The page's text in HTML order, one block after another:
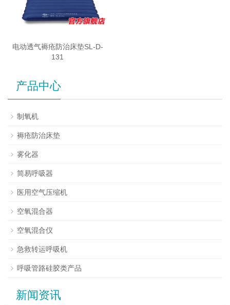
电动透气褥疮防治床垫SL-D-
131
产品中心
制氧机
褥疮防治床垫
雾化器
简易呼吸器
医用空气压缩机
空氧混合器
空氧混合仪
急救转运呼吸机
呼吸管路硅胶类产品
新闻资讯